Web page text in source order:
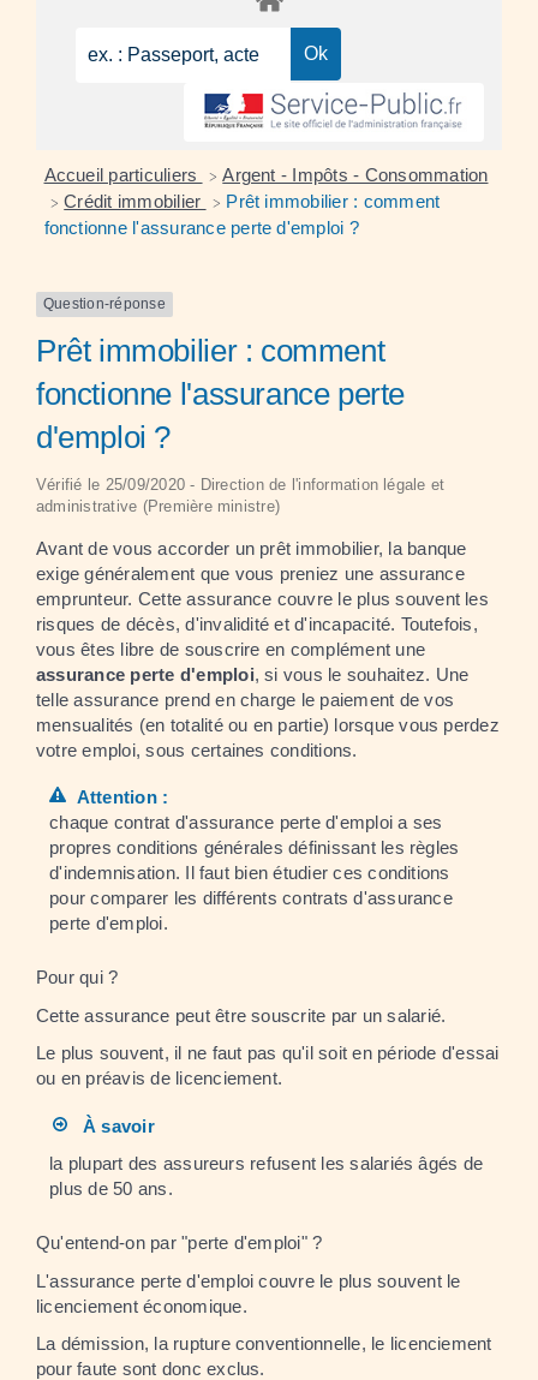
Accueil particuliers > Argent - Impôts - Consommation
> Crédit immobilier > Prêt immobilier : comment
fonctionne l'assurance perte d'emploi ?
Question-réponse
Prêt immobilier : comment
fonctionne l'assurance perte
d'emploi ?
Vérifié le 25/09/2020 - Direction de l'information légale et
administrative (Première ministre)
Avant de vous accorder un prêt immobilier, la banque
exige généralement que vous preniez une assurance
emprunteur. Cette assurance couvre le plus souvent les
risques de décès, d'invalidité et d'incapacité. Toutefois,
vous êtes libre de souscrire en complément une
assurance perte d'emploi, si vous le souhaitez. Une
telle assurance prend en charge le paiement de vos
mensualités (en totalité ou en partie) lorsque vous perdez
votre emploi, sous certaines conditions.
Attention :
chaque contrat d'assurance perte d'emploi a ses
propres conditions générales définissant les règles
d'indemnisation. Il faut bien étudier ces conditions
pour comparer les différents contrats d'assurance
perte d'emploi.
Pour qui ?
Cette assurance peut être souscrite par un salarié.
Le plus souvent, il ne faut pas qu'il soit en période d'essai
ou en préavis de licenciement.
À savoir
la plupart des assureurs refusent les salariés âgés de
plus de 50 ans.
Qu'entend-on par "perte d'emploi" ?
L'assurance perte d'emploi couvre le plus souvent le
licenciement économique.
La démission, la rupture conventionnelle, le licenciement
pour faute sont donc exclus.